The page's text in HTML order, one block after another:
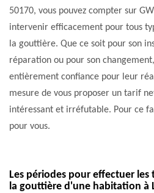
50170, vous pouvez compter sur
intervenir efficacement pour tous
la gouttière. Que ce soit pour son
réparation ou pour son
entièrement confiance pour leur
mesure de vous proposer un tarif
intéressant et irréfutable. Pour ce
pour vous.
Les périodes pour effectuer
la gouttière d'une habitation à